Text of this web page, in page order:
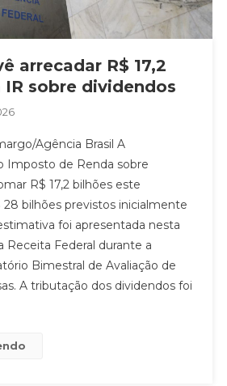
arrecadar R$ 17,2
sobre dividendos
Agência Brasil A
Imposto de Renda sobre
R$ 17,2 bilhões este
28 bilhões previstos inicialmente
foi apresentada nesta
Receita Federal durante a
Bimestral de Avaliação de
A tributação dos dividendos foi